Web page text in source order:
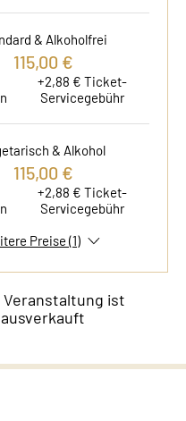
& Alkoholfrei
115,00 €
+2,88 € Ticket-
Servicegebühr
& Alkohol
115,00 €
+2,88 € Ticket-
Servicegebühr
Preise (1)
Veranstaltung ist
ausverkauft